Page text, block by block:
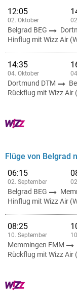
12:05
02. Oktober
Belgrad BEG
Hinflug mit Wizz Air
14:35
04. Oktober
Dortmund DTM
Rückflug mit Wizz Air
Flüge von Belgrad
06:15
02. September
Belgrad BEG
Hinflug mit Wizz Air
08:25
10. September
Memmingen FMM
Rückflug mit Wizz Air